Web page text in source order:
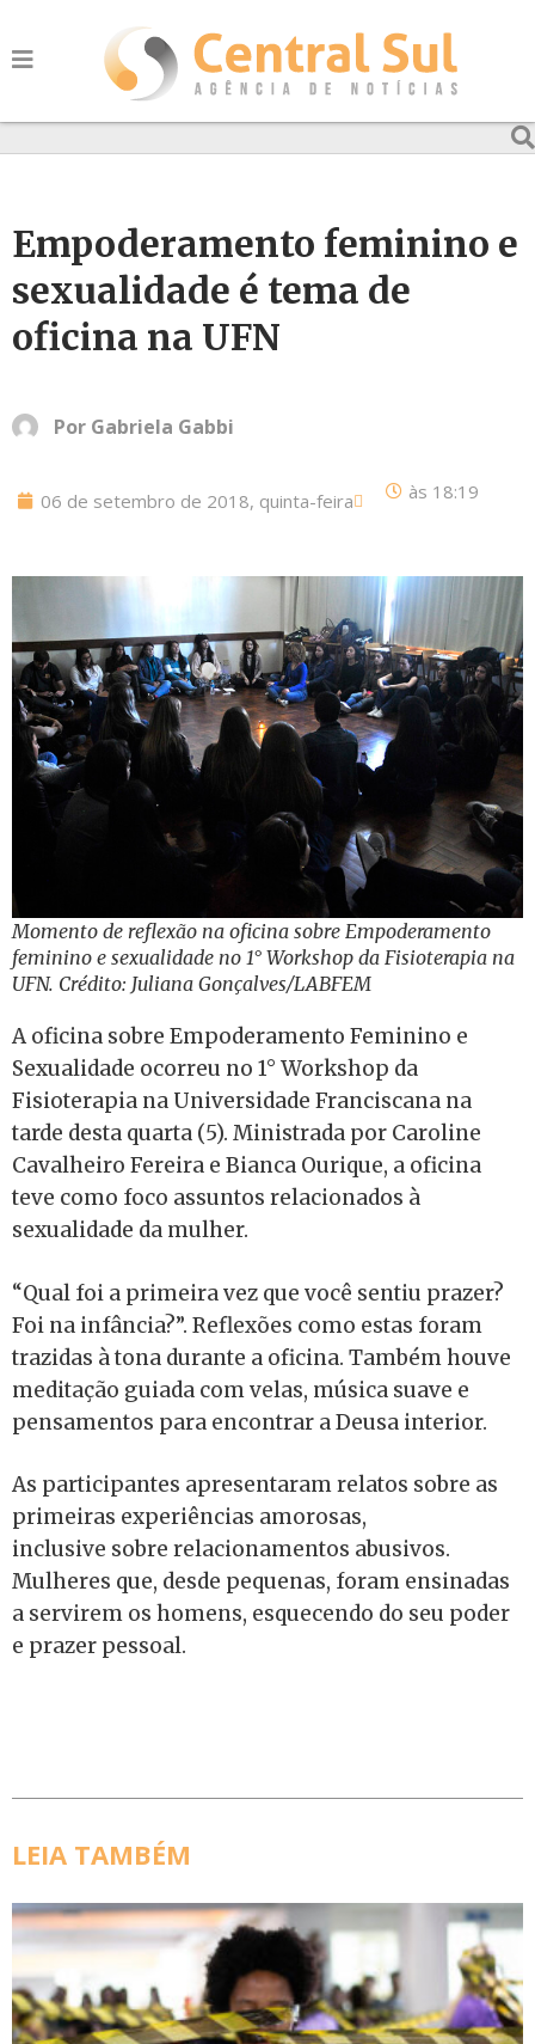
Empoderamento feminino e
sexualidade é tema de
oficina na UFN
Por Gabriela Gabbi
06 de setembro de 2018, quinta-feira às 18:19
Momento de reflexão na oficina sobre Empoderamento
feminino e sexualidade no 1° Workshop da Fisioterapia na
UFN. Crédito: Juliana Gonçalves/LABFEM
A oficina sobre Empoderamento Feminino e
Sexualidade ocorreu no 1° Workshop da
Fisioterapia na Universidade Franciscana na
tarde desta quarta (5). Ministrada por Caroline
Cavalheiro Fereira e Bianca Ourique, a oficina
teve como foco assuntos relacionados à
sexualidade da mulher.
“Qual foi a primeira vez que você sentiu prazer?
Foi na infância?”. Reflexões como estas foram
trazidas à tona durante a oficina. Também houve
meditação guiada com velas, música suave e
pensamentos para encontrar a Deusa interior.
As participantes apresentaram relatos sobre as
primeiras experiências amorosas,
inclusive sobre relacionamentos abusivos.
Mulheres que, desde pequenas, foram ensinadas
a servirem os homens, esquecendo do seu poder
e prazer pessoal.
LEIA TAMBÉM